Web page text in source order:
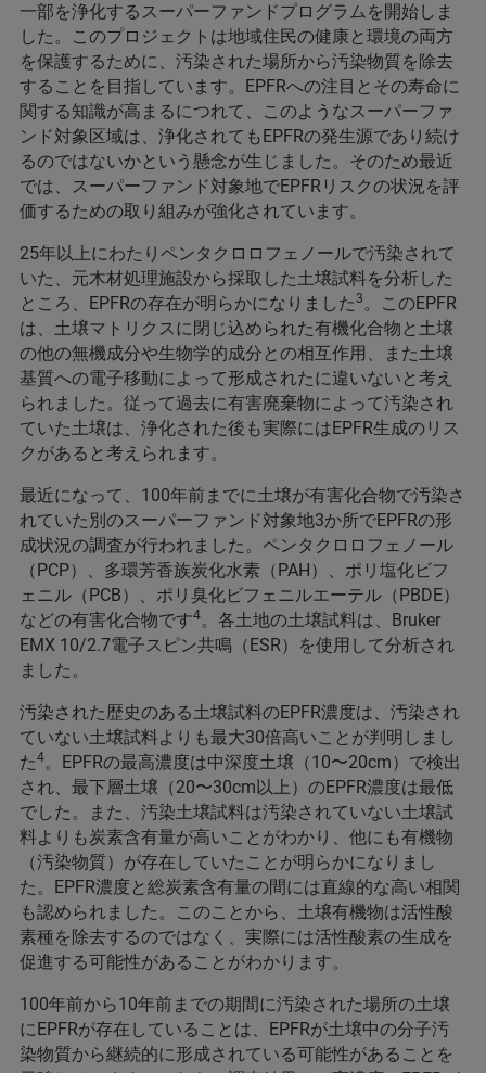
一部を浄化するスーパーファンドプログラムを開始しま
した。このプロジェクトは地域住民の健康と環境の両方
を保護するために、汚染された場所から汚染物質を除去
することを目指しています。EPFRへの注目とその寿命に
関する知識が高まるにつれて、このようなスーパーファ
ンド対象区域は、浄化されてもEPFRの発生源であり続け
るのではないかという懸念が生じました。そのため最近
では、スーパーファンド対象地でEPFRリスクの状況を評
価するための取り組みが強化されています。
25年以上にわたりペンタクロロフェノールで汚染されて
いた、元木材処理施設から採取した土壌試料を分析した
ところ、EPFRの存在が明らかになりました3。このEPFR
は、土壌マトリクスに閉じ込められた有機化合物と土壌
の他の無機成分や生物学的成分との相互作用、また土壌
基質への電子移動によって形成されたに違いないと考え
られました。従って過去に有害廃棄物によって汚染され
ていた土壌は、浄化された後も実際にはEPFR生成のリス
クがあると考えられます。
最近になって、100年前までに土壌が有害化合物で汚染さ
れていた別のスーパーファンド対象地3か所でEPFRの形
成状況の調査が行われました。ペンタクロロフェノール
（PCP）、多環芳香族炭化水素（PAH）、ポリ塩化ビフ
ェニル（PCB）、ポリ臭化ビフェニルエーテル（PBDE）
などの有害化合物です4。各土地の土壌試料は、Bruker
EMX 10/2.7電子スピン共鳴（ESR）を使用して分析され
ました。
汚染された歴史のある土壌試料のEPFR濃度は、汚染され
ていない土壌試料よりも最大30倍高いことが判明しまし
た4。EPFRの最高濃度は中深度土壌（10〜20cm）で検出
され、最下層土壌（20〜30cm以上）のEPFR濃度は最低
でした。また、汚染土壌試料は汚染されていない土壌試
料よりも炭素含有量が高いことがわかり、他にも有機物
（汚染物質）が存在していたことが明らかになりまし
た。EPFR濃度と総炭素含有量の間には直線的な高い相関
も認められました。このことから、土壌有機物は活性酸
素種を除去するのではなく、実際には活性酸素の生成を
促進する可能性があることがわかります。
100年前から10年前までの期間に汚染された場所の土壌
にEPFRが存在していることは、EPFRが土壌中の分子汚
染物質から継続的に形成されている可能性があることを